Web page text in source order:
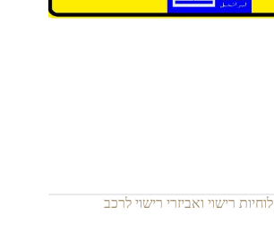
לוחיות רישוי ואביזרי רישוי לרכב